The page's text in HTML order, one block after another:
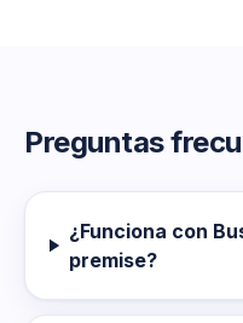
Preguntas
¿Funciona con
premise?